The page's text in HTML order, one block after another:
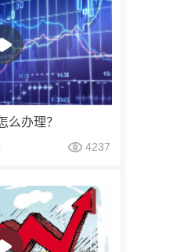
么办理？
4237